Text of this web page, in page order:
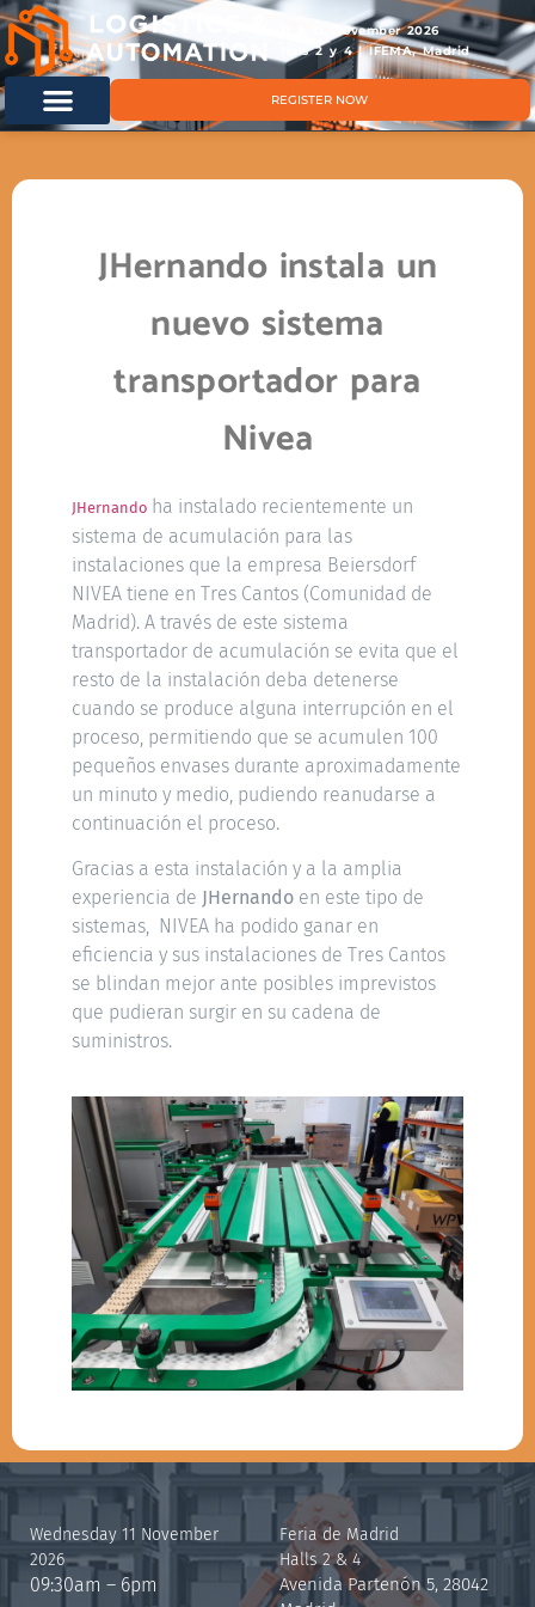
11 & 12 November 2026
Hals 2 y 4 | IFEMA, Madrid
REGISTER NOW
JHernando instala un
nuevo sistema
transportador para
Nivea
JHernando ha instalado recientemente un
sistema de acumulación para las
instalaciones que la empresa Beiersdorf
NIVEA tiene en Tres Cantos (Comunidad de
Madrid). A través de este sistema
transportador de acumulación se evita que el
resto de la instalación deba detenerse
cuando se produce alguna interrupción en el
proceso, permitiendo que se acumulen 100
pequeños envases durante aproximadamente
un minuto y medio, pudiendo reanudarse a
continuación el proceso.
Gracias a esta instalación y a la amplia
experiencia de JHernando en este tipo de
sistemas, NIVEA ha podido ganar en
eficiencia y sus instalaciones de Tres Cantos
se blindan mejor ante posibles imprevistos
que pudieran surgir en su cadena de
suministros.
Wednesday 11 November
2026
09:30am – 6pm
Feria de Madrid
Halls 2 & 4
Avenida Partenón 5, 28042